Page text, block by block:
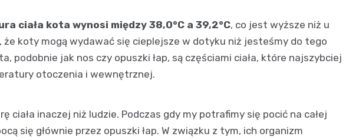
ciała kota wynosi między 38,0°C a 39,2°C, co jest wyższe niż u
że koty mogą wydawać się cieplejsze w dotyku niż jesteśmy do tego
podobnie jak nos czy opuszki łap, są częściami ciała, które najszybciej
otoczenia i wewnętrznej.
ciała inaczej niż ludzie. Podczas gdy my potrafimy się pocić na całej
się głównie przez opuszki łap. W związku z tym, ich organizm